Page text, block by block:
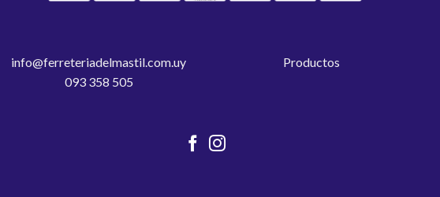
info@ferreteriadelmastil.com.uy
093 358 505
Productos